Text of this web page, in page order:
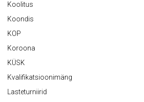
Koolitus
Koondis
KOP
Koroona
KÜSK
Kvalifikatsioonimäng
Lasteturniirid